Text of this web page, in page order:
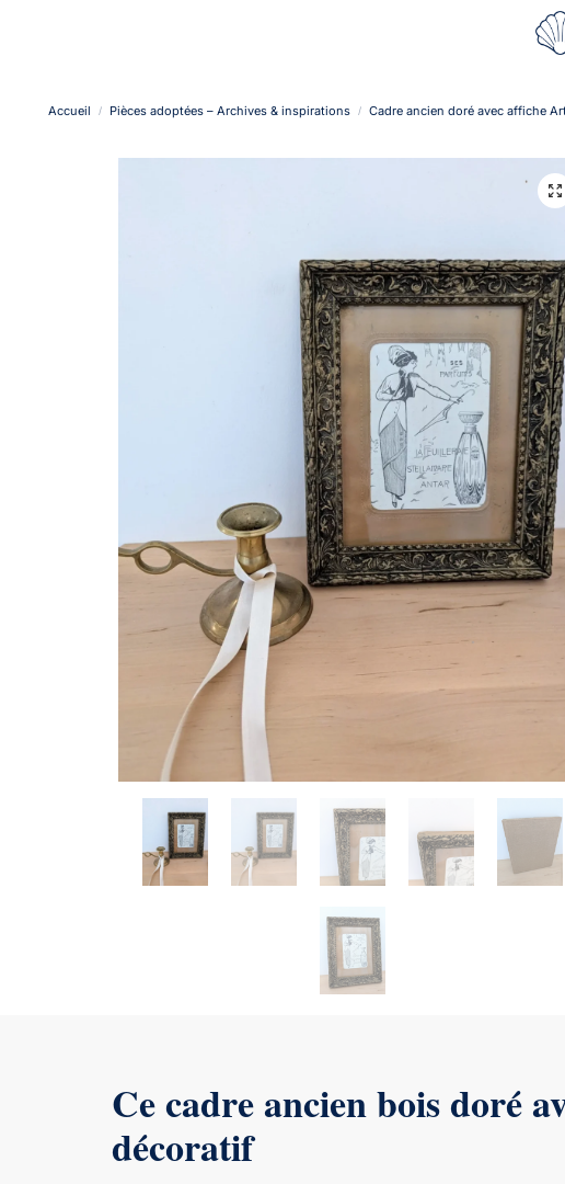
Accueil / Pièces adoptées – Archives & inspirations / Cadre ancien doré avec affiche
Ce cadre ancien bois doré
décoratif